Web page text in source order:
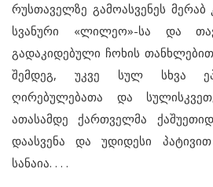
რუსთაველზე გამოასვენეს
სვანური «ლილეო»-სა და
გადაკიდებული ჩოხის
შემდეგ, უკვე სულ სხვა
ღირებულებათა და
ათასამდე ქართველმა
დაასვენა და უდიდესი
სანაია. . . .